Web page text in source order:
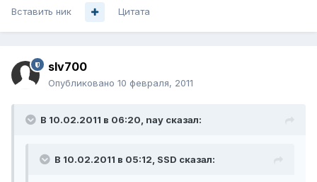
Вставить ник Цитата
slv700
Опубликовано 10 февраля, 2011
В 10.02.2011 в 06:20, nay сказал:
В 10.02.2011 в 05:12, SSD сказал: